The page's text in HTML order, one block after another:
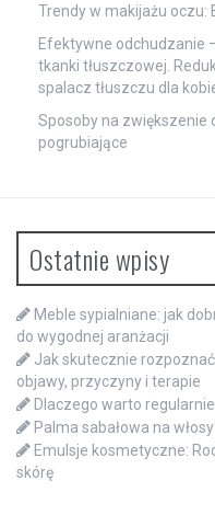
Trendy w makijażu oczu:
Efektywne odchudzanie
tkanki tłuszczowej.
spalacz tłuszczu dla
Sposoby na zwiększenie
pogrubiające
Ostatnie wpisy
Meble sypialniane: jak
do wygodnej aranżacji
Jak skutecznie
objawy, przyczyny i terapie
Dlaczego warto
Palma sabałowa na
Emulsje kosmetyczne:
skórę